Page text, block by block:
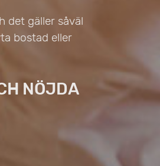
det gäller såväl
bostad eller
NÖJDA